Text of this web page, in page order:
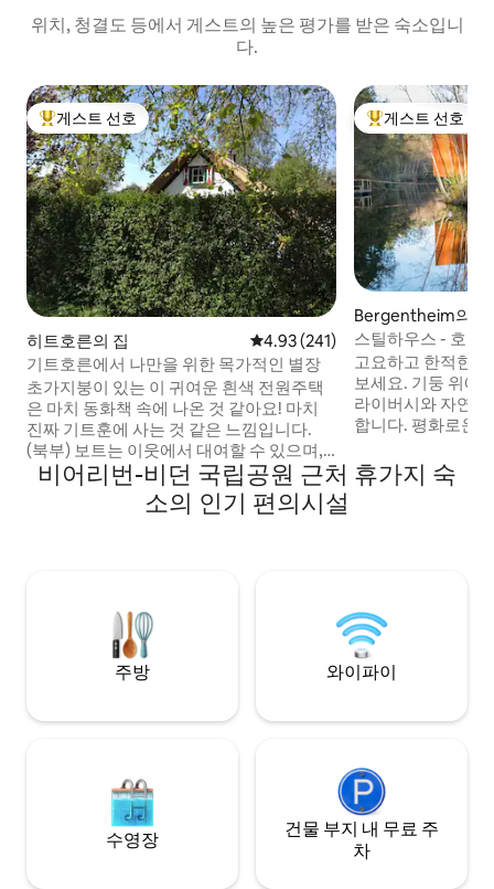
위치, 청결도 등에서 게스트의 높은 평가를 받은 숙소입니
다.
상위 게스트 선호
게스트 선호
히트호른의 집 평점 4.93점(5점 만점), 후기 241
4.93 (241)
기트호른에서 나만을 위한 목가적인 별장
초가지붕이 있는 이 귀여운 흰색 전원주택
은 마치 동화책 속에 나온 것 같아요! 마치
진짜 기트훈에 사는 것 같은 느낌입니다.
(북부) 보트는 이웃에서 대여할 수 있으며,
아름다운 다리는 도보로 단 6분 거리에 있
습니다. 이곳은 히트호른의 기원이 된 곳으
로, 산책로를 따라 가장 오래된 주택들이 자
수 있습니다. 유아/0~8세 어린이 동반에 적
합하지 않습니다.
상위 게스트 선호
게스트 선호
Bergentheim의 집
스틸하우스 - 호숫
고요하고 한적한
보세요. 기둥 위에
라이버시와 자연
합니다. 평화로운
360º 나무 스토브
아늑하게 지낼 수
비어리번-비던 국립공원 근처 휴가지 숙
소의 인기 편의시설
주방 와이파이
수영장
건물 부지 내 무료 주
차